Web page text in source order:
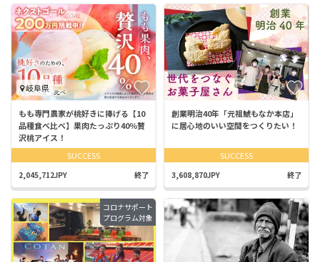
岐阜県
もも専門農家が桃好きに捧げる【10
品種食べ比べ】果肉たっぷり40％贅
沢桃アイス！
SUCCESS
2,045,712JPY 終了
創業明治40年「元祖鯱もなか本店」
に居心地のいい空間をつくりたい！
SUCCESS
3,608,870JPY 終了
コロナサポート
プログラム対象